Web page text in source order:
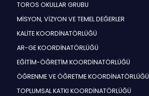
TOROS OKULLAR GRUBU
MİSYON, VİZYON VE TEMEL DEĞERLER
KALİTE KOORDİNATÖRLÜĞÜ
AR-GE KOORDİNATÖRLÜĞÜ
EĞİTİM-ÖĞRETİM KOORDİNATÖRLÜĞÜ
ÖĞRENME VE ÖĞRETME KOORDİNATÖRLÜĞÜ
TOPLUMSAL KATKI KOORDİNATÖRLÜĞÜ